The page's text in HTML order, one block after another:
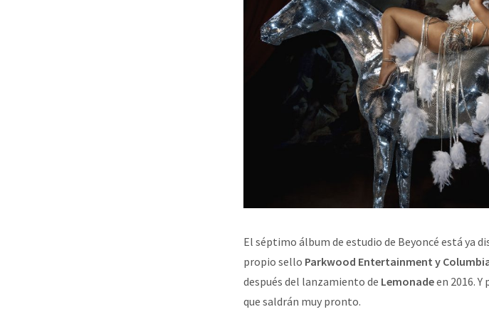
El séptimo álbum de estudio de Beyoncé está ya
propio sello Parkwood Entertainment y
después del lanzamiento de Lemonadeen 2016.
que saldrán muy pronto.